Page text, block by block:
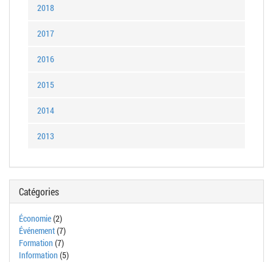
2018
2017
2016
2015
2014
2013
Catégories
Économie(2)
Événement(7)
Formation (7)
Information (5)